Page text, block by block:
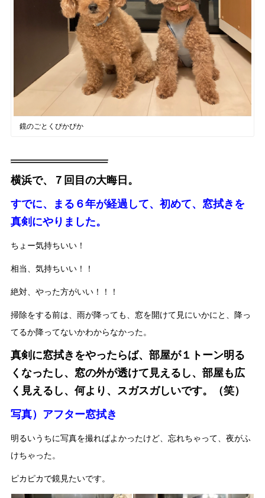
鏡のごとくぴかぴか
横浜で、７回目の大晦日。
すでに、まる６年が経過して、初めて、窓拭きを
真剣にやりました。
ちょー気持ちいい！
相当、気持ちいい！！
絶対、やった方がいい！！！
掃除をする前は、雨が降っても、窓を開けて見にいかにと、降っ
てるか降ってないかわからなかった。
真剣に窓拭きをやったらば、部屋が１トーン明る
くなったし、窓の外が透けて見えるし、部屋も広
く見えるし、何より、スガスガしいです。（笑）
写真）アフター窓拭き
明るいうちに写真を撮ればよかったけど、忘れちゃって、夜がふ
けちゃった。
ピカピカで鏡見たいです。